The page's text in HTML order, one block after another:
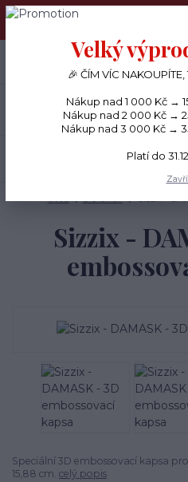
PŘÁNÍČKA a PAPÍROVÉ DÁRKY
+420 734 380 930
(Po-Ne, 8-20 hod.)
Sizzix -
Speciální 3D embossovací kapsa
15,88 cm. celý popis
Velký
🎉 ČÍM VÍC NAKOUPÍTE,
Nákup nad 1 000 Kč →
Nákup nad 2 000 Kč →
Nákup nad 3 000 Kč →
Platí do